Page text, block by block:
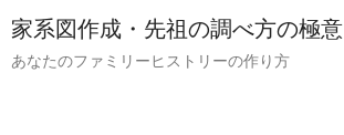
家系図作成・先祖の調べ方の極意
あなたのファミリーヒストリーの作り方